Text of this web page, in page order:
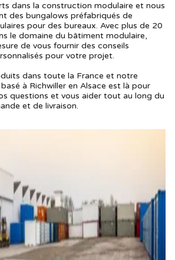
dans la construction modulaire et nous
des bungalows préfabriqués de
pour des bureaux. Avec plus de 20
le domaine du bâtiment modulaire,
de vous fournir des conseils
pour votre projet.
dans toute la France et notre
à Richwiller en Alsace est là pour
questions et vous aider tout au long du
et de livraison.